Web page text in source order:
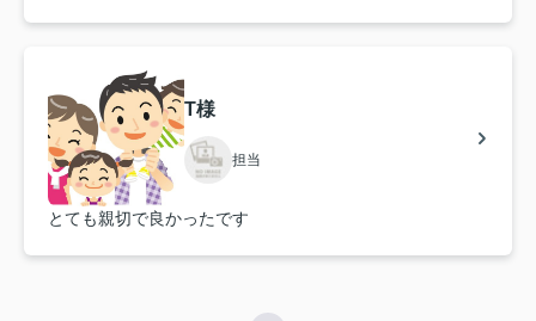
T様
担当
とても親切で良かったです